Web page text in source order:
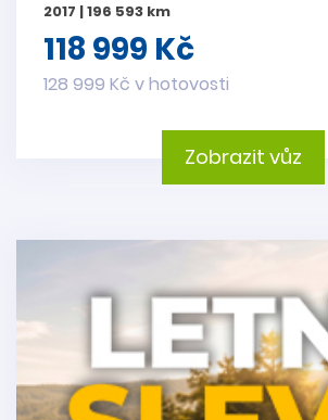
2017 | 196 593 km
118 999 Kč
128 999 Kč v hotovosti
Zobrazit vůz